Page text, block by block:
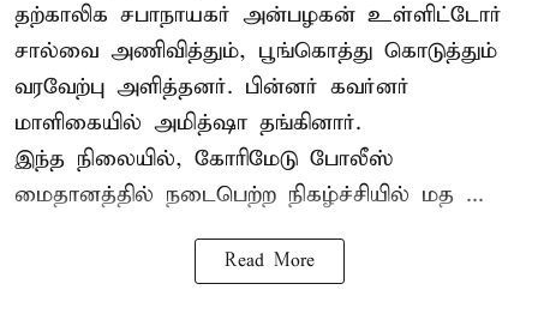
தற்காலிக சபாநாயகர் அன்பழகன் உள்ளிட்டோர்
சால்வை அணிவித்தும், பூங்கொத்து கொடுத்தும்
வரவேற்பு அளித்தனர். பின்னர் கவர்னர்
மாளிகையில் அமித்ஷா தங்கினார்.
இந்த நிலையில், கோரிமேடு போலீஸ்
மைதானத்தில் நடைபெற்ற நிகழ்ச்சியில் மத ...
Read More